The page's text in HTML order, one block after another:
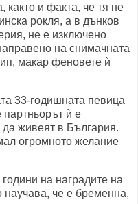
и факта, че тя не
рокля, а в дънков
не е изключено
на снимачната
макар феновете ѝ
33-годишната певица
партньорът ѝ е
живеят в България.
огромното желание
на наградите на
научава, че е бременна,